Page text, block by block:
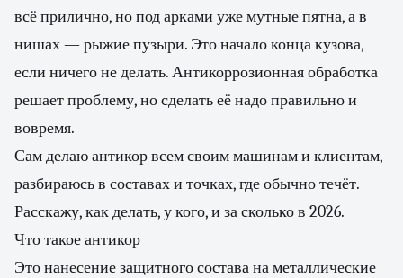
всё прилично, но под арками уже мутные пятна, а в
нишах — рыжие пузыри. Это начало конца кузова,
если ничего не делать. Антикоррозионная обработка
решает проблему, но сделать её надо правильно и
вовремя.
Сам делаю антикор всем своим машинам и клиентам,
разбираюсь в составах и точках, где обычно течёт.
Расскажу, как делать, у кого, и за сколько в 2026.
Что такое антикор
Это нанесение защитного состава на металлические